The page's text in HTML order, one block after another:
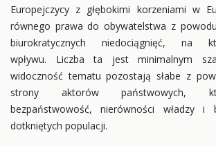
Europejczycy z głębokimi korzeniami w
równego prawa do obywatelstwa z
biurokratycznych niedociągnięć,
wpływu. Liczba ta jest minimalnym
widoczność tematu pozostają słabe z
strony aktorów państwowych,
bezpaństwowość, nierówności władzy i
dotkniętych populacji.